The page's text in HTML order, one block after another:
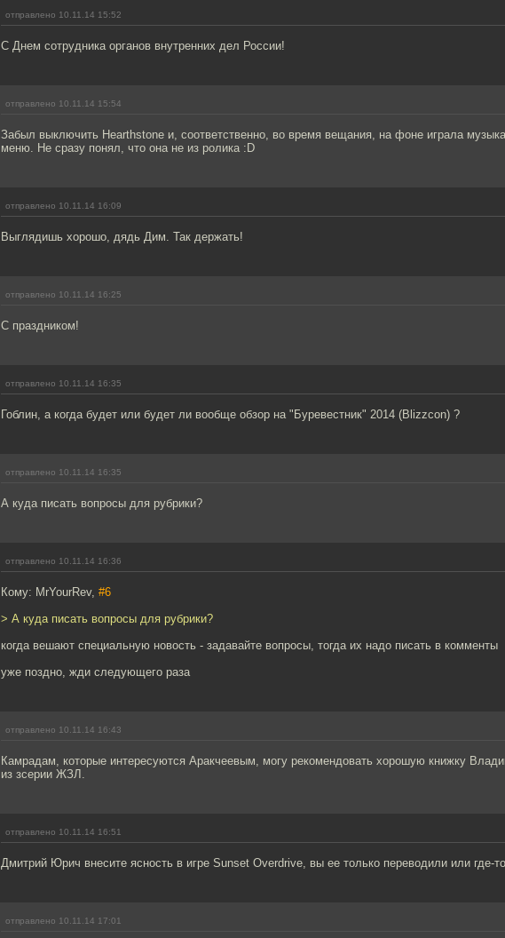
отправлено 10.11.14 15:52
С Днем сотрудника органов внутренних дел России!
отправлено 10.11.14 15:54
Забыл выключить Hearthstone и, соответственно, во время вещания, на фоне играла музыка
меню. Не сразу понял, что она не из ролика :D
отправлено 10.11.14 16:09
Выглядишь хорошо, дядь Дим. Так держать!
отправлено 10.11.14 16:25
С праздником!
отправлено 10.11.14 16:35
Гоблин, а когда будет или будет ли вообще обзор на "Буревестник" 2014 (Blizzcon) ?
отправлено 10.11.14 16:35
А куда писать вопросы для рубрики?
отправлено 10.11.14 16:36
Кому: MrYourRev, #6
> А куда писать вопросы для рубрики?
когда вешают специальную новость - задавайте вопросы, тогда их надо писать в комменты
уже поздно, жди следующего раза
отправлено 10.11.14 16:43
Камрадам, которые интересуются Аракчеевым, могу рекомендовать хорошую книжку
из зсерии ЖЗЛ.
отправлено 10.11.14 16:51
Дмитрий Юрич внесите ясность в игре Sunset Overdrive, вы ее только переводили или где-
отправлено 10.11.14 17:01